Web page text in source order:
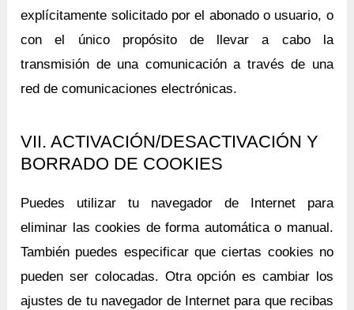
explícitamente solicitado por el abonado o usuario, o
con el único propósito de llevar a cabo la
transmisión de una comunicación a través de una
red de comunicaciones electrónicas.
VII. ACTIVACIÓN/DESACTIVACIÓN Y
BORRADO DE COOKIES
Puedes utilizar tu navegador de Internet para
eliminar las cookies de forma automática o manual.
También puedes especificar que ciertas cookies no
pueden ser colocadas. Otra opción es cambiar los
ajustes de tu navegador de Internet para que recibas